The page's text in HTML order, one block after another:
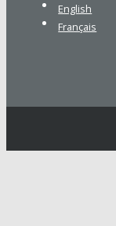
English
Français